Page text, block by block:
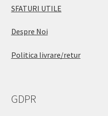
SFATURI UTILE
Despre Noi
Politica livrare/retur
GDPR